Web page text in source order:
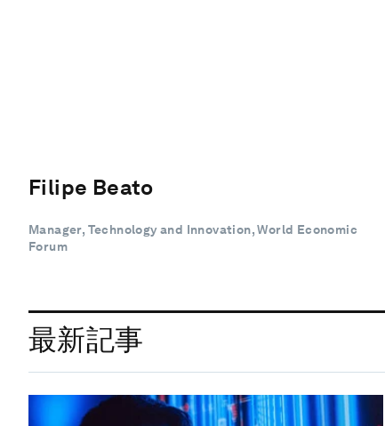
Filipe Beato
Manager, Technology and Innovation, World Economic
Forum
最新記事